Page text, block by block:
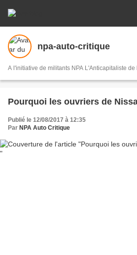
npa-auto-critique
A l'initiative de militants NPA L'Anticapitaliste
Pourquoi les ouvriers de
Publié le 12/08/2017 à 12:35
Par NPA Auto Critique